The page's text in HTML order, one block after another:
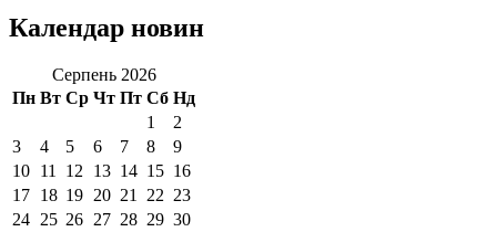
Календар новин
Серпень 2026
Пн Вт Ср Чт Пт Сб Нд
1
2
3
4 5 6 7 8
9
10 11 12 13 14 15 16
17 18 19 20 21 22 23
24 25 26 27 28 29 30